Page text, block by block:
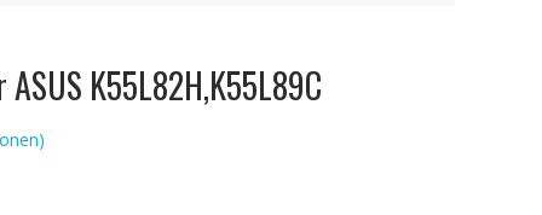
K55L82H,K55L89C